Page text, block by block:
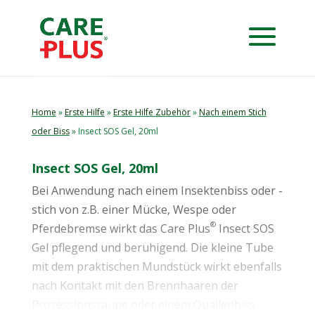
Home »Erste Hilfe »Erste Hilfe Zubehör»Nach einem Stich
oder Biss» Insect SOS Gel, 20ml
Insect SOS Gel, 20ml
Bei Anwendung nach einem Insektenbiss oder -
stich von z.B. einer Mücke, Wespe oder
Pferdebremse wirkt das Care Plus®Insect SOS
Gel pflegend und beruhigend. Die kleine Tube
mit dem praktischen Mundstück wirkt ebenfalls
nach Kontakt mit den Brennhaaren der